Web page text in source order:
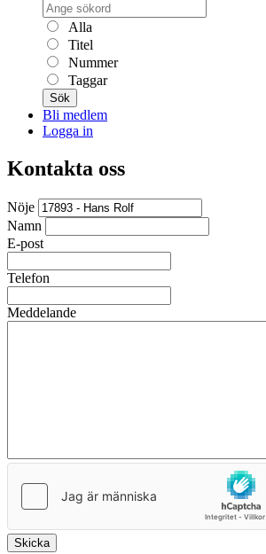
Alla
Titel
Nummer
Taggar
Sök
Bli medlem
Logga in
Kontakta oss
Nöje
Namn
E-post
Telefon
Meddelande
Skicka